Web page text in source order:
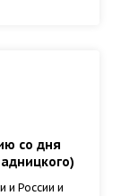
со дня
и России и